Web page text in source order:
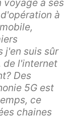
voyage à ses
à
j'en suis sûr
de l'internet
Des
5G est
ce
chaines